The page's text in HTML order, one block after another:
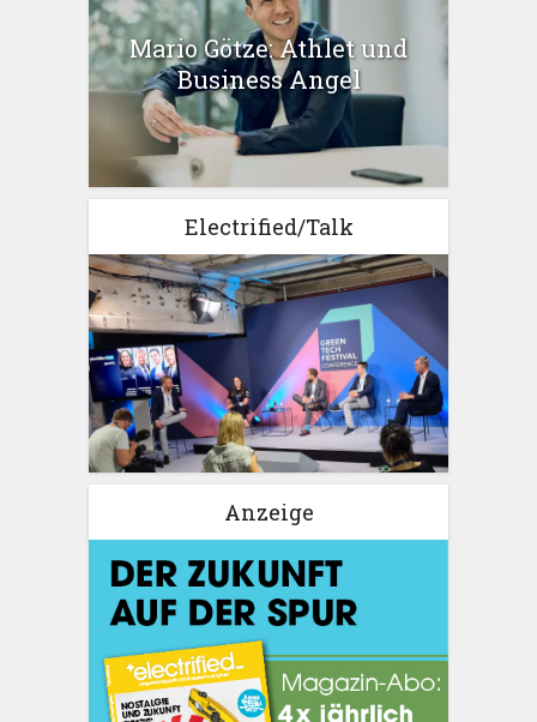
Mario Götze: Athlet und
Business Angel
Electrified/Talk
Anzeige